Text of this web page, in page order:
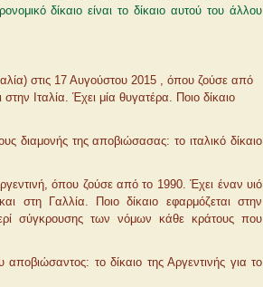
δίκαιο είναι το δίκαιο αυτού του άλλου
στις 17 Αυγούστου 2015 , όπου ζούσε από
Ιταλία. Έχει μία θυγατέρα. Ποιο δίκαιο
διαμονής της αποβιώσασας: το ιταλικό δίκαιο
όπου ζούσε από το 1990. Έχει έναν υιό
στη Γαλλία. Ποιο δίκαιο εφαρμόζεται στην
σύγκρουσης των νόμων κάθε κράτους που
αποβιώσαντος: το δίκαιο της Αργεντινής για το